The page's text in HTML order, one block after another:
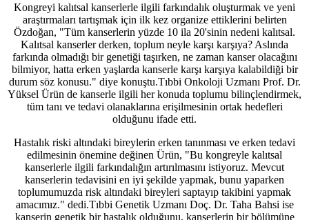
Kongreyi kalıtsal kanserlerle ilgili farkındalık oluşturmak ve yeni
araştırmaları tartışmak için ilk kez organize ettiklerini belirten
Özdoğan, "Tüm kanserlerin yüzde 10 ila 20'sinin nedeni kalıtsal.
Kalıtsal kanserler derken, toplum neyle karşı karşıya? Aslında
farkında olmadığı bir genetiği taşırken, ne zaman kanser olacağını
bilmiyor, hatta erken yaşlarda kanserle karşı karşıya kalabildiği bir
durum söz konusu." diye konuştu.Tıbbi Onkoloji Uzmanı Prof. Dr.
Yüksel Ürün de kanserle ilgili her konuda toplumu bilinçlendirmek,
tüm tanı ve tedavi olanaklarına erişilmesinin ortak hedefleri
olduğunu ifade etti.
Hastalık riski altındaki bireylerin erken tanınması ve erken tedavi
edilmesinin önemine değinen Ürün, "Bu kongreyle kalıtsal
kanserlerle ilgili farkındalığın artırılmasını istiyoruz. Mevcut
kanserlerin tedavisini en iyi şekilde yapmak, bunu yaparken
toplumumuzda risk altındaki bireyleri saptayıp takibini yapmak
amacımız." dedi.Tıbbi Genetik Uzmanı Doç. Dr. Taha Bahsi ise
kanserin genetik bir hastalık olduğunu, kanserlerin bir bölümüne